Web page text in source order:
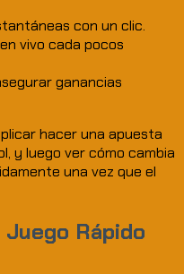
con un clic.
vivo cada pocos
ganancias
hacer una apuesta
y luego ver cómo cambia
una vez que el
Rápido